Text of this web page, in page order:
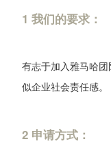
1 我们的要求：
有志于加入雅马哈
似企业社会责任感。
2 申请方式：